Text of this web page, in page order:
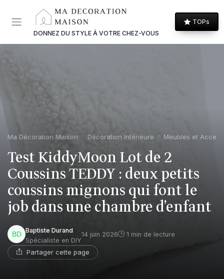
DONNEZ DU STYLE À VOTRE CHEZ-VOUS
TOPs
Ma Décoration Maison Décoration Intérieure Meubles et
Test KiddyMoon Lot de 2
Coussins TEDDY : deux petits
coussins mignons qui font le
job dans une chambre d’enfant
Baptiste Durand
Spécialiste en DIY
14 juin 2026 1 min de lecture
Partager cette page
Panneau de gestion des cookies